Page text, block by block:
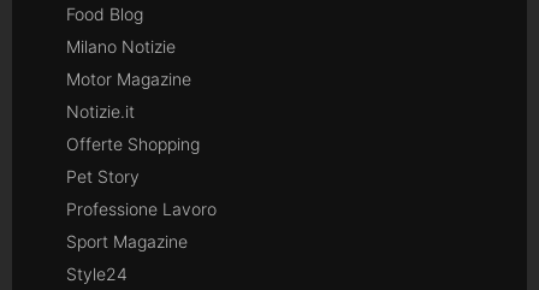
Food Blog
Milano Notizie
Motor Magazine
Notizie.it
Offerte Shopping
Pet Story
Professione Lavoro
Sport Magazine
Style24